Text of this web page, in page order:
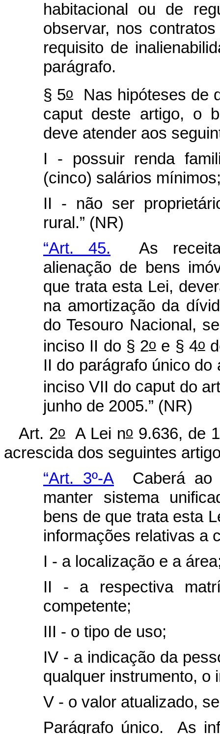
habitacional ou de
observar, nos
requisito de
parágrafo.
§ 5oNas hipóteses de
caput deste artigo, o
deve atender aos
I - possuir renda
(cinco) salários
II - não ser
rural.” (NR)
“Art. 45. As
alienação de bens
que trata esta Lei,
na amortização da
do Tesouro Nacional,
inciso II do § 2o e § 4o
II do parágrafo único
inciso VII do caput do
junho de 2005.” (NR)
Art. 2o A Lei no 9.636, de
acrescida dos seguintes
“Art. 3º-A Caberá ao
manter sistema
bens de que trata esta
informações relativas a
I - a localização e a
II - a respectiva
competente;
III - o tipo de uso;
IV - a indicação da
qualquer instrumento, o
V - o valor atualizado,
Parágrafo único. As